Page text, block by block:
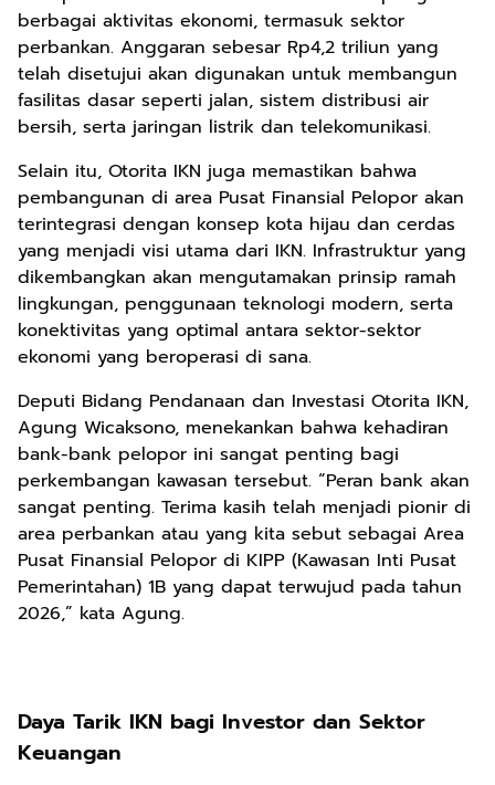
berbagai aktivitas ekonomi, termasuk sektor
perbankan. Anggaran sebesar Rp4,2 triliun yang
telah disetujui akan digunakan untuk membangun
fasilitas dasar seperti jalan, sistem distribusi air
bersih, serta jaringan listrik dan telekomunikasi.
Selain itu, Otorita IKN juga memastikan bahwa
pembangunan di area Pusat Finansial Pelopor akan
terintegrasi dengan konsep kota hijau dan cerdas
yang menjadi visi utama dari IKN. Infrastruktur yang
dikembangkan akan mengutamakan prinsip ramah
lingkungan, penggunaan teknologi modern, serta
konektivitas yang optimal antara sektor-sektor
ekonomi yang beroperasi di sana.
Deputi Bidang Pendanaan dan Investasi Otorita IKN,
Agung Wicaksono, menekankan bahwa kehadiran
bank-bank pelopor ini sangat penting bagi
perkembangan kawasan tersebut. “Peran bank akan
sangat penting. Terima kasih telah menjadi pionir di
area perbankan atau yang kita sebut sebagai Area
Pusat Finansial Pelopor di KIPP (Kawasan Inti Pusat
Pemerintahan) 1B yang dapat terwujud pada tahun
2026,” kata Agung.
Daya Tarik IKN bagi Investor dan Sektor
Keuangan